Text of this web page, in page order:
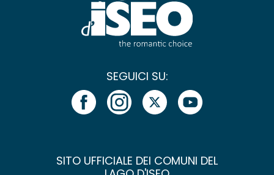
SEGUICI SU:
SITO UFFICIALE DEI COMUNI DEL